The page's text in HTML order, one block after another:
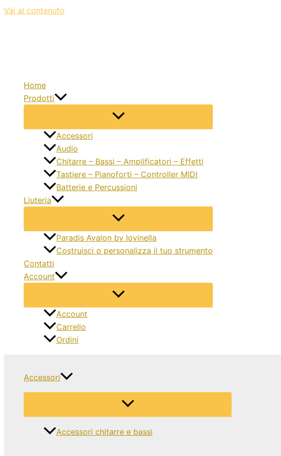
Vai al contenuto
Home
Prodotti
Accessori
Audio
Chitarre – Bassi – Amplificatori – Effetti
Tastiere – Pianoforti – Controller MIDI
Batterie e Percussioni
Liuteria
Paradis Avalon by Iovinella
Costruisci o personalizza il tuo strumento
Contatti
Account
Account
Carrello
Ordini
Accessori
Accessori chitarre e bassi